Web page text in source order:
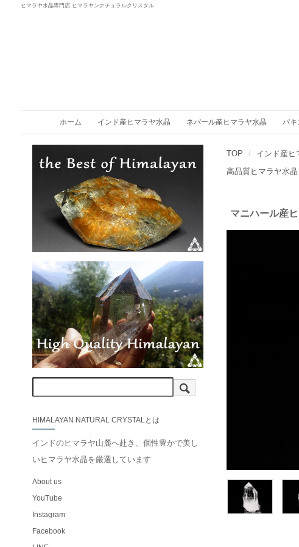
ヒマラヤ水晶専門店 ヒマラヤンナチュラルクリスタル
ホーム インド産ヒマラヤ水晶 ネパール産ヒマラヤ水晶 パキ
TOP インド産ヒ
高品質ヒマラヤ水晶
マニハール産
HIMALAYAN NATURAL CRYSTALとは
インドのヒマラヤ山麓へ赴き、個性豊かで美し
いヒマラヤ水晶を厳選しています
About us
YouTube
Instagram
Facebook